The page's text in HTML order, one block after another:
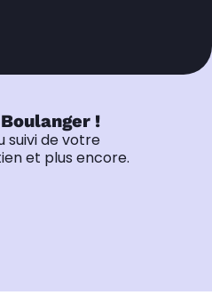
!
suivi de votre
et plus encore.